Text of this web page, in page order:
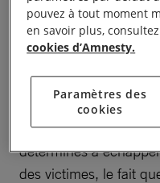
efficace,
tragédie. La reprise
produit de résultats
par les multiples
dirigeants politiques
déterminés à
des victimes, le fait
pouvez à tout moment
en savoir plus,
cookies d’Amnesty.
Paramètres des
cookies